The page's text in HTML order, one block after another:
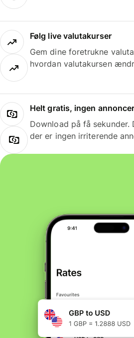
Følg live valutakurser
Gem dine foretrukne
hvordan valutakursen
Helt gratis, ingen annoncer
Download på få
der er ingen irriterende